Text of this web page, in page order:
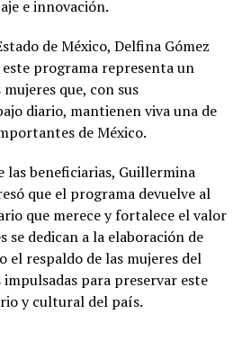
e innovación.
de México, Delfina Gómez
programa representa un
que, con sus
diario, mantienen viva una de
de México.
las beneficiarias, Guillermina
que el programa devuelve al
que merece y fortalece el valor
se dedican a la elaboración de
respaldo de las mujeres del
impulsadas para preservar este
y cultural del país.